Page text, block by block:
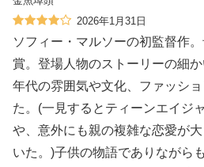
2026年1月31日
ソフィー・マルソーの初監督作
賞。登場人物のストーリーの細
年代の雰囲気や文化、ファッシ
た。(一見するとティーンエイジ
や、意外にも親の複雑な恋愛が
いた。)子供の物語でありながら